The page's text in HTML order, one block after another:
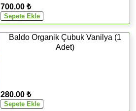
700.00 ₺
Baldo Organik Çubuk Vanilya (1
Adet)
280.00 ₺